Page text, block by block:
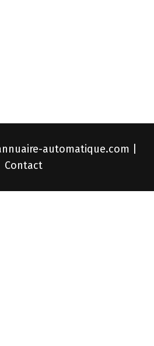
automatique.com
Contact